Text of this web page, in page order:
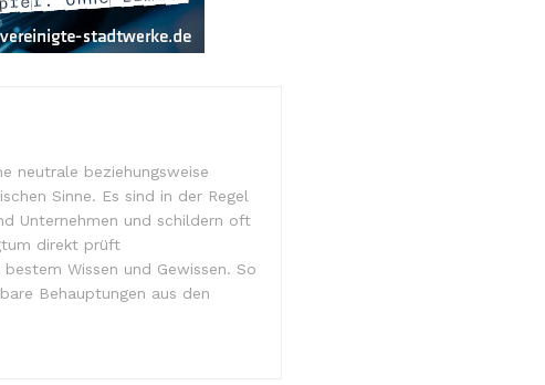
neutrale beziehungsweise
Sinne. Es sind in der Regel
Unternehmen und schildern oft
direkt prüft
Wissen und Gewissen. So
Behauptungen aus den